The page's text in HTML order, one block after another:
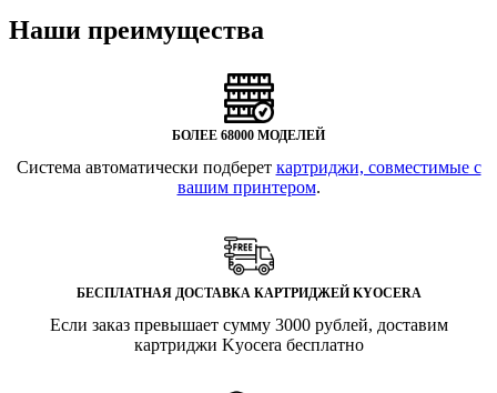
Наши преимущества
БОЛЕЕ 68000 МОДЕЛЕЙ
Система автоматически подберет картриджи, совместимые с
вашим принтером.
БЕСПЛАТНАЯ ДОСТАВКА КАРТРИДЖЕЙ KYOCERA
Если заказ превышает сумму 3000 рублей, доставим
картриджи Kyocera бесплатно